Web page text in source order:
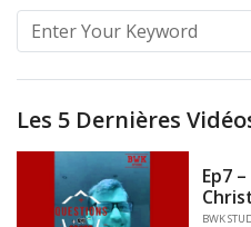
Les 5 Dernières
Ep7
BWK